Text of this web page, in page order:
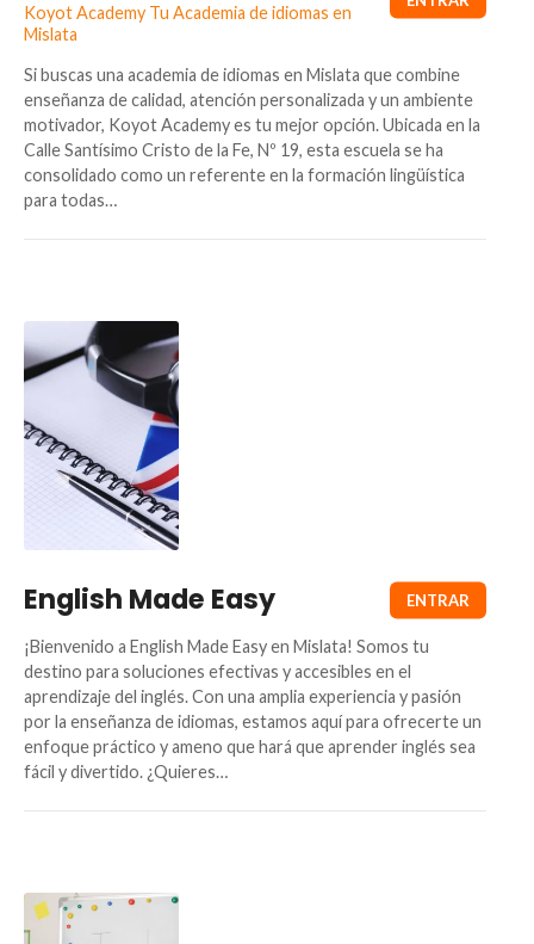
Koyot Academy Tu Academia de idiomas en
Mislata
Si buscas una academia de idiomas en Mislata que combine
enseñanza de calidad, atención personalizada y un ambiente
motivador, Koyot Academy es tu mejor opción. Ubicada en la
Calle Santísimo Cristo de la Fe, Nº 19, esta escuela se ha
consolidado como un referente en la formación lingüística
para todas…
English Made Easy
¡Bienvenido a English Made Easy en Mislata! Somos tu
destino para soluciones efectivas y accesibles en el
aprendizaje del inglés. Con una amplia experiencia y pasión
por la enseñanza de idiomas, estamos aquí para ofrecerte un
enfoque práctico y ameno que hará que aprender inglés sea
fácil y divertido. ¿Quieres…